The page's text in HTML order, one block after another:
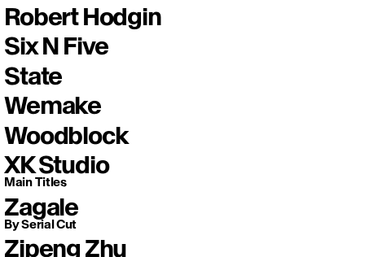
Robert Hodgin
Six N Five
State
Wemake
Woodblock
XK Studio
Main Titles
Zagale
By Serial Cut
Zipeng Zhu